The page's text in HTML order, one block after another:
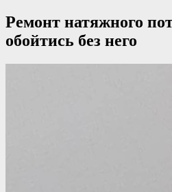
Ремонт натяжного
обойтись без него